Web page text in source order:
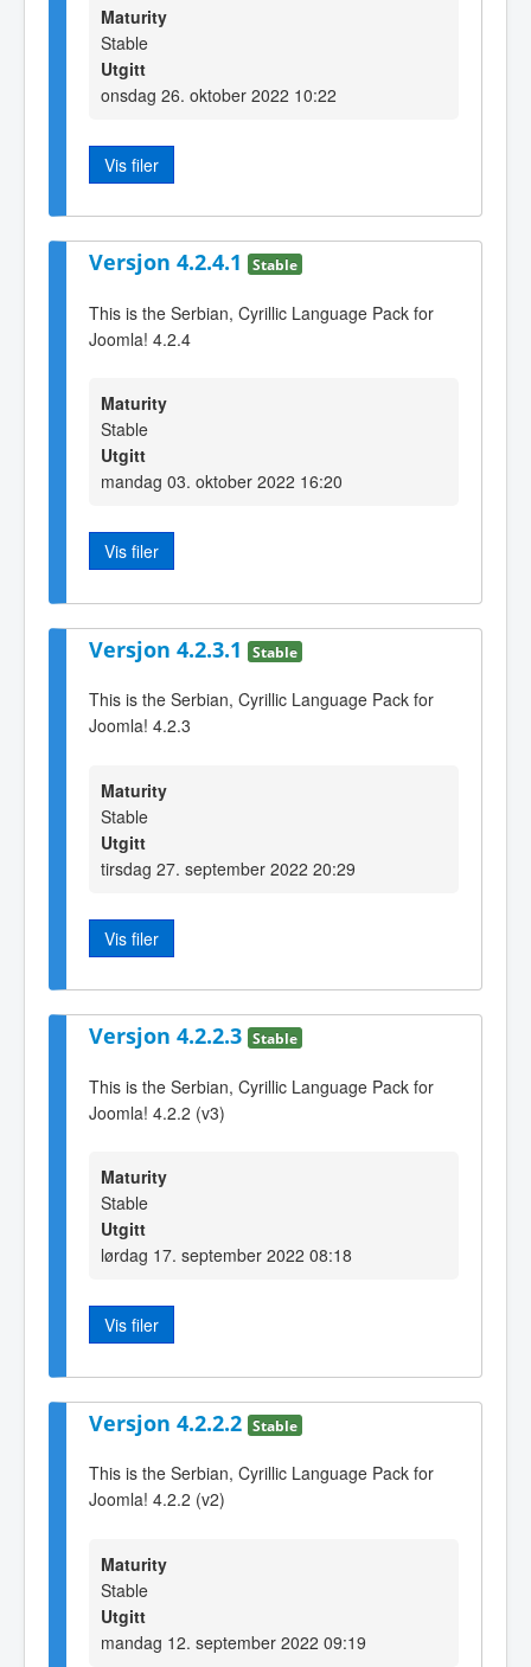
Maturity
Stable
Utgitt
onsdag 26. oktober 2022 10:22
Vis filer
Versjon 4.2.4.1 Stable
This is the Serbian, Cyrillic Language Pack for
Joomla! 4.2.4
Maturity
Stable
Utgitt
mandag 03. oktober 2022 16:20
Vis filer
Versjon 4.2.3.1 Stable
This is the Serbian, Cyrillic Language Pack for
Joomla! 4.2.3
Maturity
Stable
Utgitt
tirsdag 27. september 2022 20:29
Vis filer
Versjon 4.2.2.3 Stable
This is the Serbian, Cyrillic Language Pack for
Joomla! 4.2.2 (v3)
Maturity
Stable
Utgitt
lørdag 17. september 2022 08:18
Vis filer
Versjon 4.2.2.2 Stable
This is the Serbian, Cyrillic Language Pack for
Joomla! 4.2.2 (v2)
Maturity
Stable
Utgitt
mandag 12. september 2022 09:19